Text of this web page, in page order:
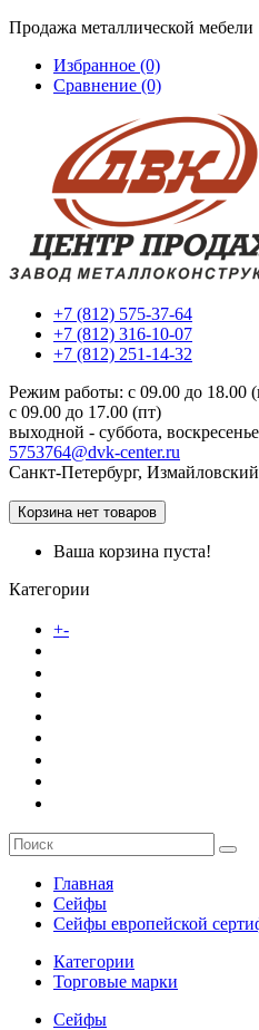
Продажа металлической мебели
Избранное (0)
Сравнение (0)
+7 (812) 575-37-64
+7 (812) 316-10-07
+7 (812) 251-14-32
Режим работы: c 09.00 до 18.00
c 09.00 до 17.00 (пт)
выходной - суббота, воскресенье
5753764@dvk-center.ru
Санкт-Петербург,
Корзина нет товаров
Ваша корзина пуста!
Категории
+-
Главная
Сейфы
Сейфы европейской
Категории
Торговые марки
Сейфы